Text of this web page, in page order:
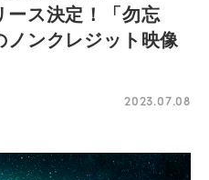
ース決定！「勿忘
ノンクレジット映像
2023.07.08